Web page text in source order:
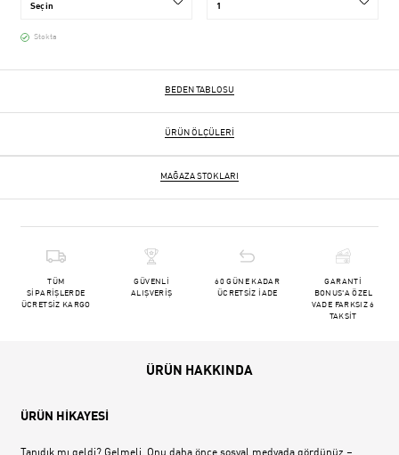
Stokta
BEDEN TABLOSU
ÜRÜN ÖLÇÜLERI
MAĞAZA STOKLARI
TÜM
SİPARİŞLERDE
ÜCRETSİZ KARGO
GÜVENLİ
ALIŞVERİŞ
60 GÜNE KADAR
ÜCRETSİZ İADE
GARANTİ
BONUS'A ÖZEL
VADE FARKSIZ 6
TAKSİT
ÜRÜN HAKKINDA
ÜRÜN HİKAYESİ